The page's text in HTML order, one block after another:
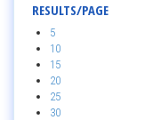
RESULTS/PAGE
5
10
15
20
25
30